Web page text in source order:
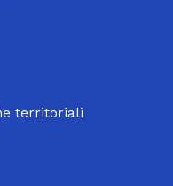
territoriali